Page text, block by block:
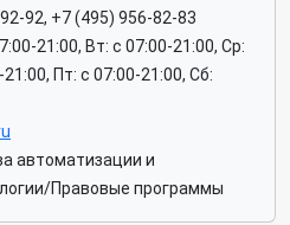
92, +7 (495) 956-82-83
21:00, Вт: c 07:00-21:00, Ср:
Пт: c 07:00-21:00, Сб:
автоматизации и
Правовые программы